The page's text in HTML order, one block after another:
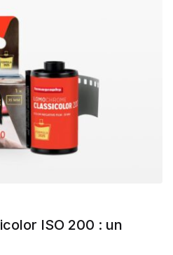
ISO 200 : un